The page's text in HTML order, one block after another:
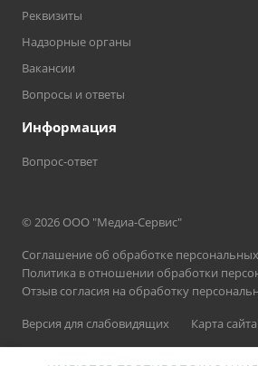
Реквизиты
Надзорные органы
Вакансии
Вопросы и ответы
Информация
Вопрос-ответ
© 2026 ООО "Медиа-Сервис"
Соглашение об обработке
Политика в отношении обработки
Отзыв согласия на обработку
Версия для слабовидящих
Карта сайта